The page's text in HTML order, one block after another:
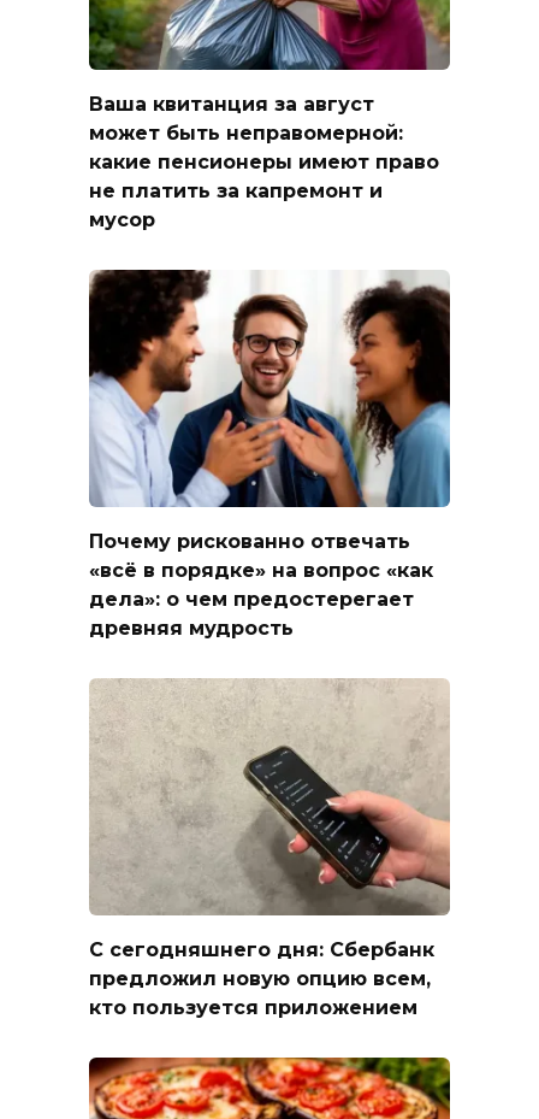
Ваша квитанция за август
может быть неправомерной:
какие пенсионеры имеют право
не платить за капремонт и
мусор
Почему рискованно отвечать
«всё в порядке» на вопрос «как
дела»: о чем предостерегает
древняя мудрость
С сегодняшнего дня: Сбербанк
предложил новую опцию всем,
кто пользуется приложением